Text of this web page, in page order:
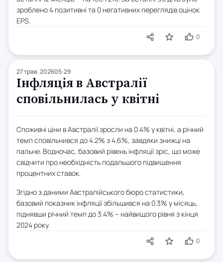
зроблено 4 позитивні та 0 негативних переглядів оцінок
EPS.
0
27 трав. 202605:29
Інфляція в Австралії
сповільнилась у квітні
Споживчі ціни в Австралії зросли на 0.4% у квітні, а річний
темп сповільнився до 4.2% з 4.6%, завдяки знижці на
пальне. Водночас, базовий рівень інфляції зріс, що може
свідчити про необхідність подальшого підвищення
процентних ставок.
Згідно з даними Австралійського бюро статистики,
базовий показник інфляції збільшився на 0.3% у місяць,
піднявши річний темп до 3.4% – найвищого рівня з кінця
2024 року.
0